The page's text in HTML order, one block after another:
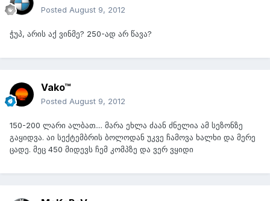
Posted August 9, 2012
ჭუპ, არის აქ ვინმე? 250-ად არ წავა?
Vako™
Posted August 9, 2012
150-200 ლარი ალბათ.... მარა ეხლა ძაან ძნელია ამ სეზონზე
გაყიდვა. აი სექტემბრის ბოლოდან უკვე ჩამოვა ხალხი და მერე
ცადე. მეც 450 მიდევს ჩემ კომპზე და ვერ ვყიდი